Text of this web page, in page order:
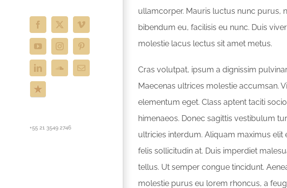
Facebook
X Vimeo
YouTubeInstagramPinterest
LinkedInSoundCloud
E-
mail
ReverbNation
+55 21 3549 2746
ullamcorper. Mauris luctus nunc purus,
bibendum eu, facilisis eu nunc. Duis
molestie lacus lectus sit amet metus.
Cras volutpat, ipsum a dignissim
Maecenas ultrices molestie accumsan.
elementum eget. Class aptent taciti
himenaeos. Donec sagittis vestibulum
ultricies interdum. Aliquam maximus
felis sollicitudin at. Duis imperdiet
tellus. Ut semper congue tincidunt.
molestie purus eu lorem rhoncus, a